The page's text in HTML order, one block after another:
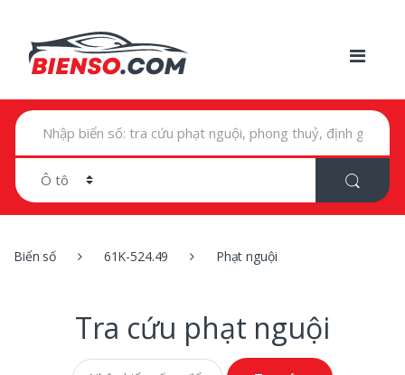
T
ì
k
ế
m
o
Biển số 61K-524.49 Phạt nguội
Tra cứu phạt nguội
Tra cứu phạt nguội